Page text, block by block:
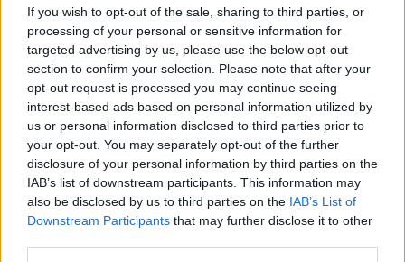
If you wish to opt-out of the sale, sharing to third parties, or
processing of your personal or sensitive information for
targeted advertising by us, please use the below opt-out
section to confirm your selection. Please note that after your
opt-out request is processed you may continue seeing
interest-based ads based on personal information utilized by
us or personal information disclosed to third parties prior to
your opt-out. You may separately opt-out of the further
disclosure of your personal information by third parties on the
IAB’s list of downstream participants. This information may
also be disclosed by us to third parties on the IAB’s List of
Downstream Participants that may further disclose it to other
ALPI APUANE —Colpito da una roccia mentre scalava il Pizzo
delle Saette, alla Pania della Croce sulle Alpi Apuane: l'episodio ieri,
e a recuperare il 52enne della provincia di Siena è stato l'elicottero
Pegaso 3 che lo ha traferito all'ospedale Noa di Massa.
L'allarme ha raggiunto la stazione di Lucca del Soccorso alpino e
speleologico toscano (Sast) dopo che alcuni escursionisti hanno
incontrato l'uomo ferito.